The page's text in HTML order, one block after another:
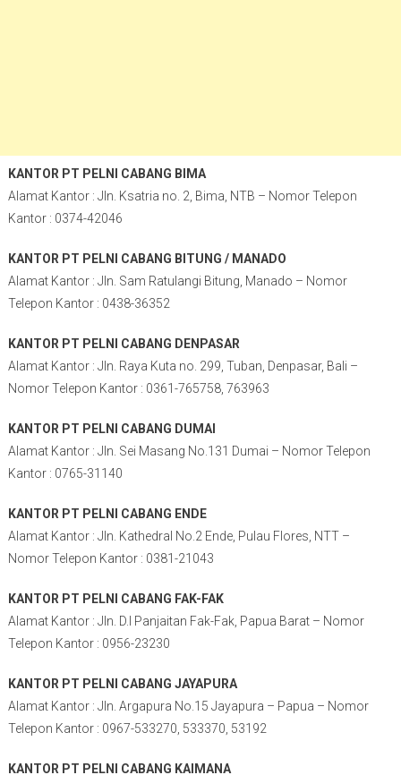
KANTOR PT PELNI CABANG BIMA
Alamat Kantor : Jln. Ksatria no. 2, Bima, NTB – Nomor Telepon
Kantor : 0374-42046
KANTOR PT PELNI CABANG BITUNG / MANADO
Alamat Kantor : Jln. Sam Ratulangi Bitung, Manado – Nomor
Telepon Kantor : 0438-36352
KANTOR PT PELNI CABANG DENPASAR
Alamat Kantor : Jln. Raya Kuta no. 299, Tuban, Denpasar, Bali –
Nomor Telepon Kantor : 0361-765758, 763963
KANTOR PT PELNI CABANG DUMAI
Alamat Kantor : Jln. Sei Masang No.131 Dumai – Nomor Telepon
Kantor : 0765-31140
KANTOR PT PELNI CABANG ENDE
Alamat Kantor : Jln. Kathedral No.2 Ende, Pulau Flores, NTT –
Nomor Telepon Kantor : 0381-21043
KANTOR PT PELNI CABANG FAK-FAK
Alamat Kantor : Jln. D.I Panjaitan Fak-Fak, Papua Barat – Nomor
Telepon Kantor : 0956-23230
KANTOR PT PELNI CABANG JAYAPURA
Alamat Kantor : Jln. Argapura No.15 Jayapura – Papua – Nomor
Telepon Kantor : 0967-533270, 533370, 53192
KANTOR PT PELNI CABANG KAIMANA